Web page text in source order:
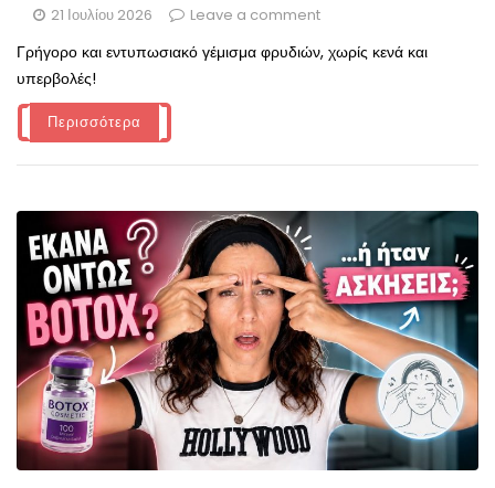
21 Ιουλίου 2026
Leave a comment
Γρήγορο και εντυπωσιακό γέμισμα φρυδιών, χωρίς κενά και
υπερβολές!
Περισσότερα